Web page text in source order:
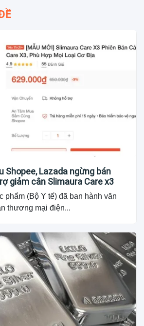
Shopee, Lazada ngừng bán
giảm cân Slimaura Care x3
phẩm (Bộ Y tế) đã ban hành văn
thương mại điện...